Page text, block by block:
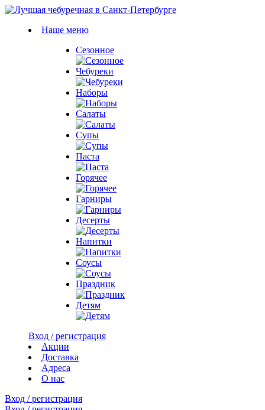
Наше меню
Сезонное
Чебуреки
Наборы
Салаты
Супы
Паста
Горячее
Гарниры
Десерты
Напитки
Соусы
Праздник
Детям
Вход / регистрация
Акции
Доставка
Адреса
О нас
Вход / регистрация